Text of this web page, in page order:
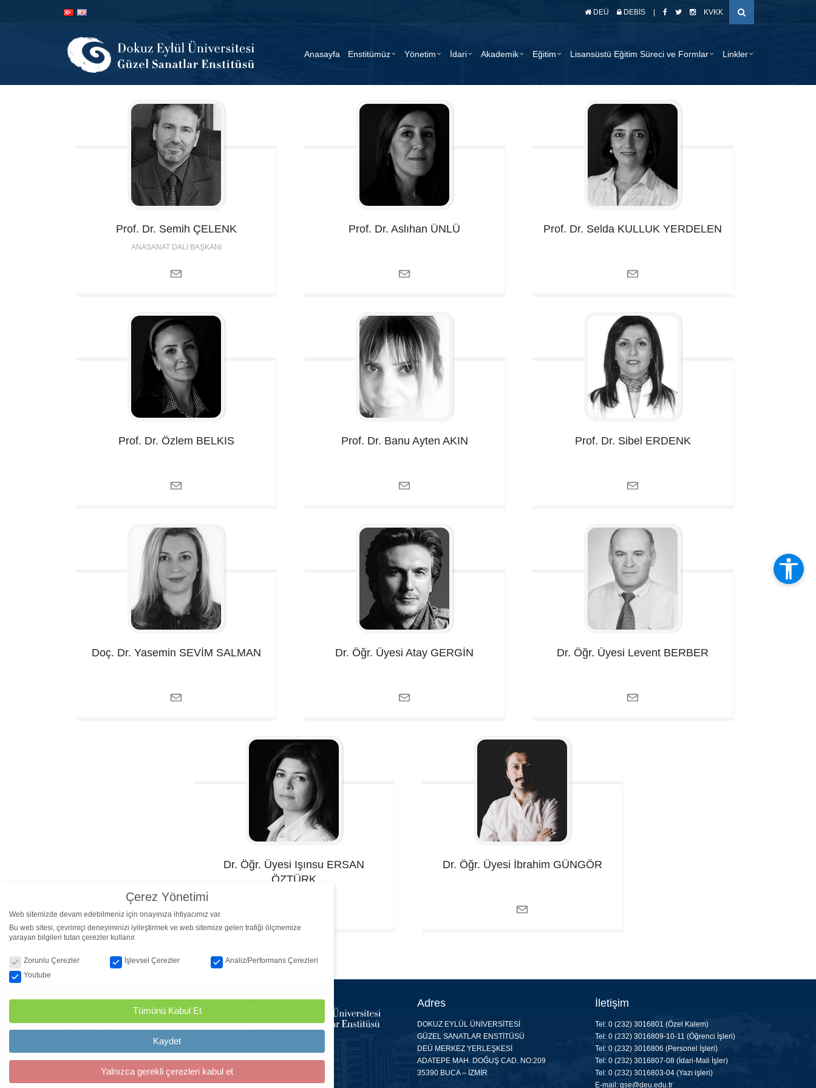
DEÜ DEBİS KVKK
Anasayfa Enstitümüz Yönetim İdari Akademik Eğitim Lisansüstü Eğitim Süreci ve Formlar Linkler
Prof. Dr. Semih ÇELENK
ANASANAT DALI BAŞKANI
Prof. Dr. Aslıhan ÜNLÜ Prof. Dr. Selda KULLUK YERDELEN
Prof. Dr. Özlem BELKIS Prof. Dr. Banu Ayten AKIN Prof. Dr. Sibel ERDENK
Doç. Dr. Yasemin SEVİM SALMAN Dr. Öğr. Üyesi Atay GERGİN Dr. Öğr. Üyesi Levent BERBER
Dr. Öğr. Üyesi Işınsu ERSAN
ÖZTÜRK
Dr. Öğr. Üyesi İbrahim GÜNGÖR
DEÜ Sosyal Medya Adres
DOKUZ EYLÜL ÜNİVERSİTESİ
GÜZEL SANATLAR ENSTİTÜSÜ
DEÜ MERKEZ YERLEŞKESİ
ADATEPE MAH. DOĞUŞ CAD. NO:209
35390 BUCA – İZMİR
İletişim
Tel: 0 (232) 3016801 (Özel Kalem)
Tel: 0 (232) 3016809-10-11 (Öğrenci İşleri)
Tel: 0 (232) 3016806 (Personel İşleri)
Tel: 0 (232) 3016807-08 (İdari-Mali İşler)
Tel: 0 (232) 3016803-04 (Yazı işleri)
E-mail: gse@deu.edu.tr
Çerez Yönetimi
Web sitemizde devam edebilmeniz için onayınıza ihtiyacımız var.
Bu web sitesi, çevrimiçi deneyiminizi iyileştirmek ve web sitemize gelen trafiği ölçmemize
yarayan bilgileri tutan çerezler kullanır.
Zorunlu Çerezler
İşlevsel Çerezler
Analiz/Performans Çerezleri
Youtube
Tümünü Kabul Et
Kaydet
Yalnızca gerekli çerezleri kabul et